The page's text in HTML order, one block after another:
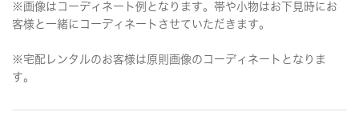
※画像はコーディネート例となります。帯や小物はお下見時にお
客様と一緒にコーディネートさせていただきます。
※宅配レンタルのお客様は原則画像のコーディネートとなりま
す。